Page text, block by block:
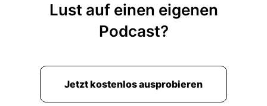
Lust auf einen eigenen
Podcast?
Jetzt kostenlos ausprobieren